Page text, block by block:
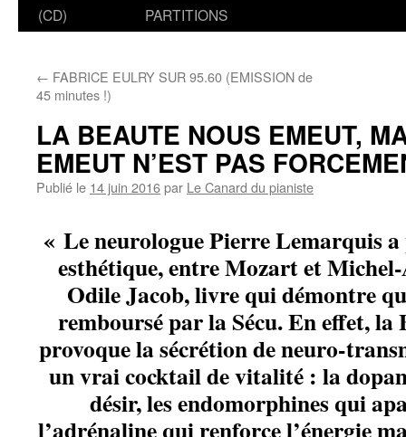
(CD)
PARTITIONS
← FABRICE EULRY SUR 95.60 (EMISSION de
45 minutes !)
LA BEAUTE NOUS EMEUT,
EMEUT N’EST PAS
Publié le 14 juin 2016par Le Canard du pianiste
« Le neurologue Pierre Lemarquis
esthétique, entre Mozart et
Odile Jacob, livre qui démontre
remboursé par la Sécu. En effet, la
provoque la sécrétion de neuro-
un vrai cocktail de vitalité : la
désir, les endomorphines qui
l’adrénaline qui renforce l’énergie